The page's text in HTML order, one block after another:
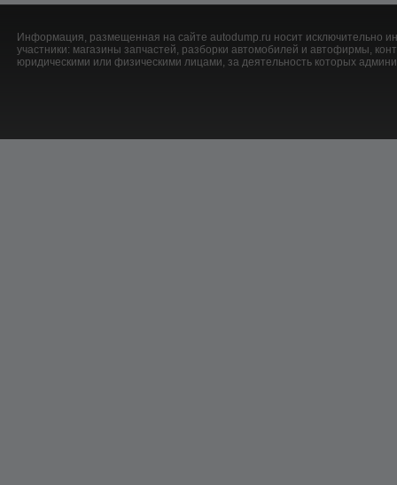
Информация, размещенная на сайте autodump.ru носит исключительно
участники: магазины запчастей, разборки автомобилей и автофирмы,
юридическими или физическими лицами, за деятельность которых